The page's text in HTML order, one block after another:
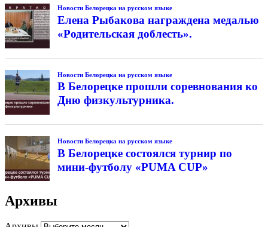
Новости Белорецка на русском языке
Елена Рыбакова награждена медалью
«Родительская доблесть».
Новости Белорецка на русском языке
В Белорецке прошли соревнования ко
Дню физкультурника.
Новости Белорецка на русском языке
В Белорецке состоялся турнир по
мини-футболу «PUMA CUP»
Архивы